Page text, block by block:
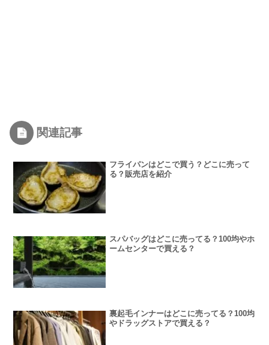
関連記事
フライパンはどこで買う？どこに売って
る？販売店を紹介
スパバッグはどこに売ってる？100均やホ
ームセンターで買える？
裏起毛インナーはどこに売ってる？100均
やドラッグストアで買える？